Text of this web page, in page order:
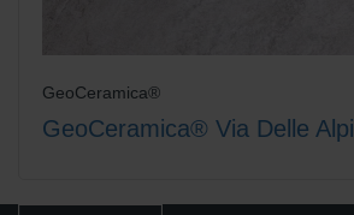
GeoCeramica®
GeoCeramica® Via Delle Alpi